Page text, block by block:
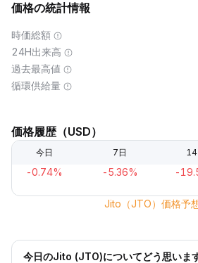
価格の統計情報
時価総額
24H出来高
過去最高値
循環供給量
価格履歴（USD）
今日 7日 14
-0.74% -5.36% -
Jito（JTO）価格予
今日のJito (JTO)についてどう思いま